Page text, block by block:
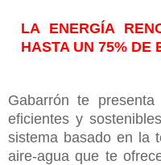
LA ENERGÍA
HASTA UN 75% DE
Gabarrón te
eficientes y
sistema basado en la
aire-agua que te